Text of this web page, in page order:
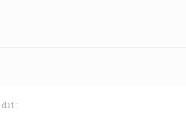
dit :